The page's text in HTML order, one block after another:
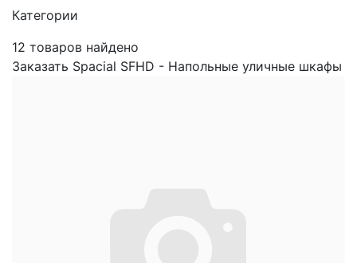
Категории
12 товаров найдено
Заказать Spacial SFHD - Напольные уличные шкафы